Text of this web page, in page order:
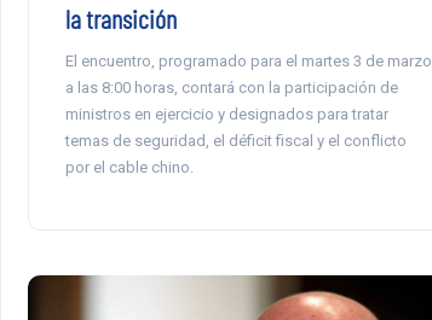
la transición
El encuentro, programado para el martes 3 de marzo
a las 8:00 horas, contará con la participación de
ministros en ejercicio y designados para tratar
temas de seguridad, el déficit fiscal y el conflicto
por el cable chino.